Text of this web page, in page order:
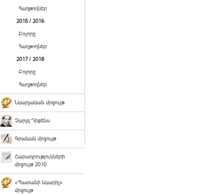
Հաղթողներ
2015 / 2016
Բոլորը
Հաղթողներ
2017 / 2018
Բոլորը
Հաղթողներ
Նկարչական մրցույթ
Չարլզ Դիքենս
Գրական մրցույթ
Շարադրությունների
մրցույթ 2010
«Պատանի նկարիչ»
մրցույթ